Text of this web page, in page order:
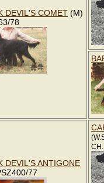
DEVIL'S COMET (M)
78
DEVIL'S ANTIGONE
77
CH.